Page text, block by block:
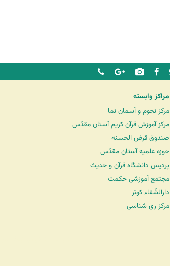
مراکز وابسته
مرکز نجوم و آسمان نما
مرکز آموزش قرآن کریم آستان مقدّس
صندوق قرض الحسنه
حوزه علمیه آستان مقدّس
پردیس دانشگاه قرآن و حدیث
مجتمع آموزشی حکمت
دارالشّفاء کوثر
مرکز ری شناسی